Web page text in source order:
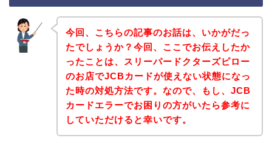
今回、こちらの記事のお話は、いかがだっ
たでしょうか？今回、ここでお伝えしたか
ったことは、スリーパードクターズピロー
のお店でJCBカードが使えない状態になっ
た時の対処方法です。なので、もし、JCB
カードエラーでお困りの方がいたら参考に
していただけると幸いです。